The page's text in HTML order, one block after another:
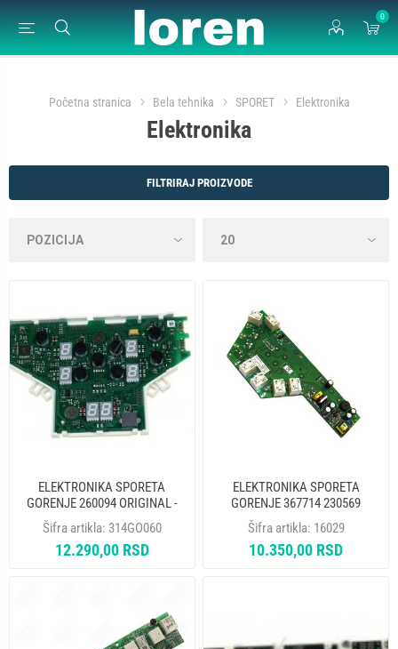
0
Početna stranica Bela tehnika SPORET Elektronika
Elektronika
FILTRIRAJ PROIZVODE
ELEKTRONIKA SPORETA
GORENJE 260094 ORIGINAL -
MP
Šifra artikla: 314GO060
12.290,00 RSD
ELEKTRONIKA SPORETA
GORENJE 367714 230569
307218 ORIGINAL
Šifra artikla: 16029
10.350,00 RSD